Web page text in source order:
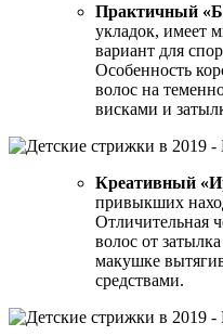
Практичный
укладок, имеет
вариант для
Особенность
волос на
висками и
Креативный
привыкших
Отличительная
волос от
макушке
средствами.